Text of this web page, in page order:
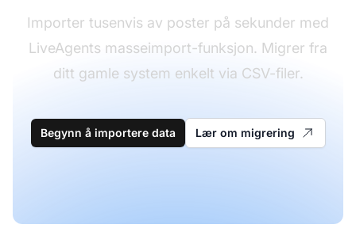
Importer tusenvis av poster på sekunder med
LiveAgents masseimport-funksjon. Migrer fra
ditt gamle system enkelt via CSV-filer.
Begynn å importere data Lær om migrering